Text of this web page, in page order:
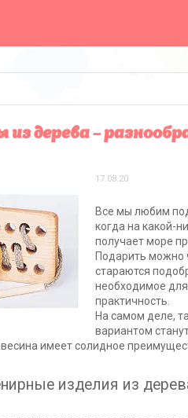
из дерева –
17.08.20
Все мы любим
когда на какой-
получает море
Подарить можно
стараются
необходимое
практичность.
На самом деле,
вариантом
имеет солидное
изделия из